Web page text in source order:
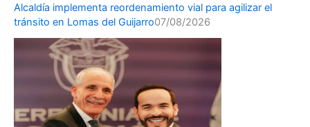
Alcaldía implementa reordenamiento vial para agilizar el
tránsito en Lomas del Guijarro07/08/2026